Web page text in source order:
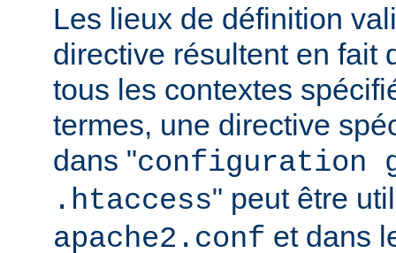
Les lieux de définition
directive résultent en fait
tous les contextes
termes, une directive
dans "configuration
.htaccess" peut être
apache2.conf et dans